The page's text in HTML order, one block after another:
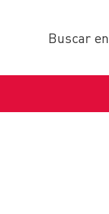
Buscar en